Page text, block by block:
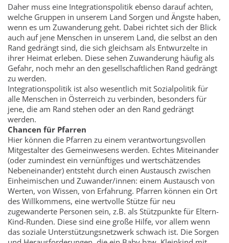
Daher muss eine Integrationspolitik ebenso darauf achten,
welche Gruppen in unserem Land Sorgen und Ängste haben,
wenn es um Zuwanderung geht. Dabei richtet sich der Blick
auch auf jene Menschen in unserem Land, die selbst an den
Rand gedrängt sind, die sich gleichsam als Entwurzelte in
ihrer Heimat erleben. Diese sehen Zuwanderung häufig als
Gefahr, noch mehr an den gesellschaftlichen Rand gedrängt
zu werden.
Integrationspolitik ist also wesentlich mit Sozialpolitik für
alle Menschen in Österreich zu verbinden, besonders für
jene, die am Rand stehen oder an den Rand gedrängt
werden.
Chancen für Pfarren
Hier können die Pfarren zu einem verantwortungsvollen
Mitgestalter des Gemeinwesens werden. Echtes Miteinander
(oder zumindest ein vernünftiges und wertschätzendes
Nebeneinander) entsteht durch einen Austausch zwischen
Einheimischen und Zuwander/innen: einem Austausch von
Werten, von Wissen, von Erfahrung. Pfarren können ein Ort
des Willkommens, eine wertvolle Stütze für neu
zugewanderte Personen sein, z.B. als Stützpunkte für Eltern-
Kind-Runden. Diese sind eine große Hilfe, vor allem wenn
das soziale Unterstützungsnetzwerk schwach ist. Die Sorgen